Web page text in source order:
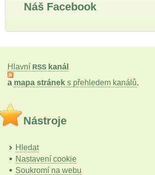
Náš Facebook
Hlavní RSS kanál
a mapa stránek s přehledem kanálů.
Nástroje
Hledat
Nastavení cookie
Soukromí na webu